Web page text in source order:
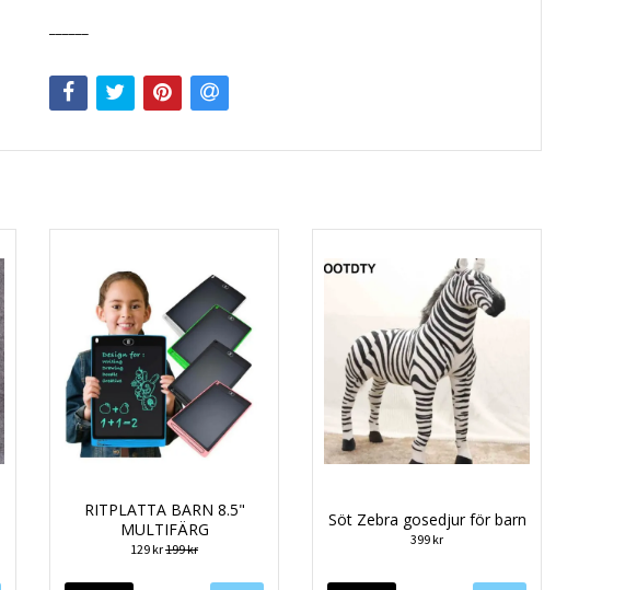
RITPLATTA BARN 8.5"
MULTIFÄRG
129 kr199 kr
Söt Zebra gosedjur för barn
399 kr